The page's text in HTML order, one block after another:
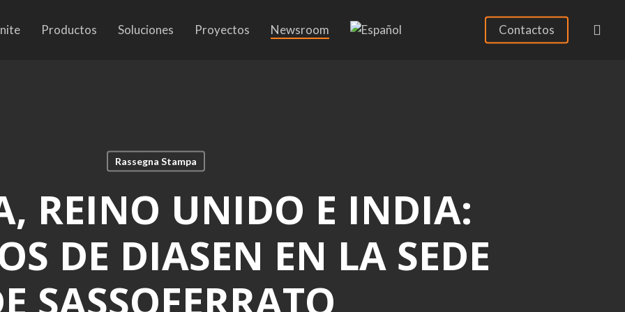
Productos Soluciones Proyectos Newsroom Contactos
Rassegna Stampa
REINO UNIDO E INDIA:
DE DIASEN EN LA SEDE
SASSOFERRATO